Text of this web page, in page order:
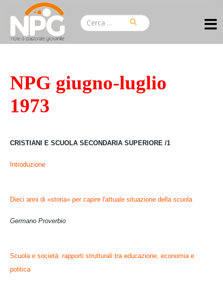
NPG giugno-luglio
1973
CRISTIANI E SCUOLA SECONDARIA SUPERIORE /1
Introduzione
Dieci anni di «storia» per capire l'attuale situazione della scuola
Germano Proverbio
Scuola e società: rapporti strutturali tra educazione, economia e
politica